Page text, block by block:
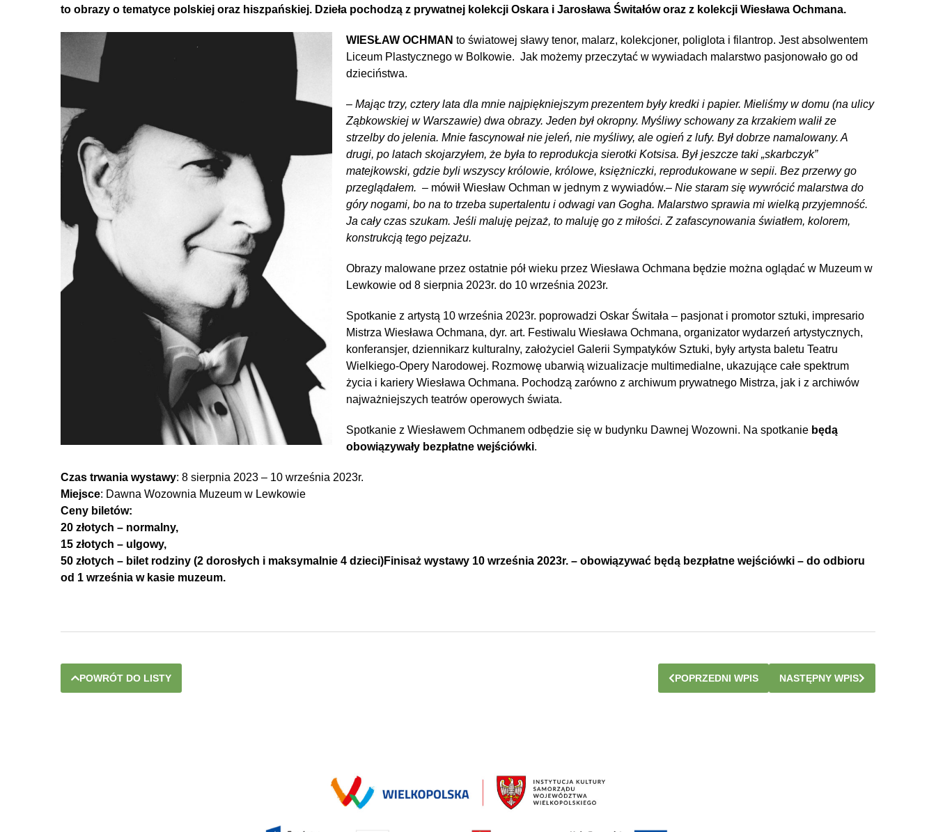
to obrazy o tematyce polskiej oraz hiszpańskiej. Dzieła pochodzą z prywatnej kolekcji Oskara i Jarosława Świtałów oraz z kolekcji Wiesława Ochmana.
WIESŁAW OCHMAN to światowej sławy tenor, malarz, kolekcjoner, poliglota i filantrop. Jest absolwentem
Liceum Plastycznego w Bolkowie. Jak możemy przeczytać w wywiadach malarstwo pasjonowało go od
dzieciństwa.
– Mając trzy, cztery lata dla mnie najpiękniejszym prezentem były kredki i papier. Mieliśmy w domu (na ulicy
Ząbkowskiej w Warszawie) dwa obrazy. Jeden był okropny. Myśliwy schowany za krzakiem walił ze
strzelby do jelenia. Mnie fascynował nie jeleń, nie myśliwy, ale ogień z lufy. Był dobrze namalowany. A
drugi, po latach skojarzyłem, że była to reprodukcja sierotki Kotsisa. Był jeszcze taki „skarbczyk”
matejkowski, gdzie byli wszyscy królowie, królowe, księżniczki, reprodukowane w sepii. Bez przerwy go
przeglądałem. – mówił Wiesław Ochman w jednym z wywiadów.– Nie staram się wywrócić malarstwa do
góry nogami, bo na to trzeba supertalentu i odwagi van Gogha. Malarstwo sprawia mi wielką przyjemność.
Ja cały czas szukam. Jeśli maluję pejzaż, to maluję go z miłości. Z zafascynowania światłem, kolorem,
konstrukcją tego pejzażu.
Obrazy malowane przez ostatnie pół wieku przez Wiesława Ochmana będzie można oglądać w Muzeum w
Lewkowie od 8 sierpnia 2023r. do 10 września 2023r.
Spotkanie z artystą 10 września 2023r. poprowadzi Oskar Świtała – pasjonat i promotor sztuki, impresario
Mistrza Wiesława Ochmana, dyr. art. Festiwalu Wiesława Ochmana, organizator wydarzeń artystycznych,
konferansjer, dziennikarz kulturalny, założyciel Galerii Sympatyków Sztuki, były artysta baletu Teatru
Wielkiego-Opery Narodowej. Rozmowę ubarwią wizualizacje multimedialne, ukazujące całe spektrum
życia i kariery Wiesława Ochmana. Pochodzą zarówno z archiwum prywatnego Mistrza, jak i z archiwów
najważniejszych teatrów operowych świata.
Spotkanie z Wiesławem Ochmanem odbędzie się w budynku Dawnej Wozowni. Na spotkanie będą
obowiązywały bezpłatne wejściówki.
Czas trwania wystawy: 8 sierpnia 2023 – 10 września 2023r.
Miejsce: Dawna Wozownia Muzeum w Lewkowie
Ceny biletów:
20 złotych – normalny,
15 złotych – ulgowy,
50 złotych – bilet rodziny (2 dorosłych i maksymalnie 4 dzieci)Finisaż wystawy 10 września 2023r. – obowiązywać będą bezpłatne wejściówki – do odbioru
od 1 września w kasie muzeum.
POWRÓT DO LISTY POPRZEDNI WPIS NASTĘPNY WPIS